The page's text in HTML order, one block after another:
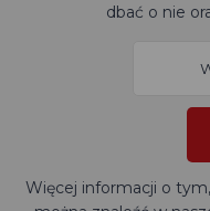
dbać o nie
Więcej informacji o